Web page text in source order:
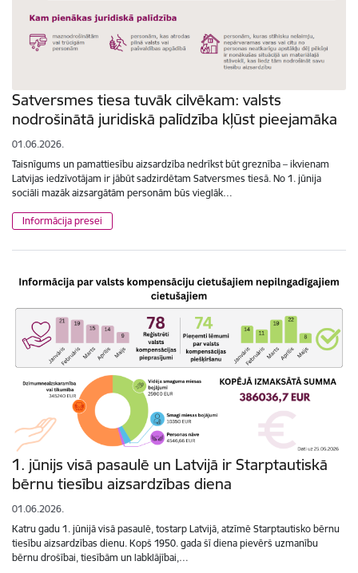
Satversmes tiesa tuvāk cilvēkam: valsts
nodrošinātā juridiskā palīdzība kļūst pieejamāka
01.06.2026.
Taisnīgums un pamattiesību aizsardzība nedrīkst būt greznība – ikvienam
Latvijas iedzīvotājam ir jābūt sadzirdētam Satversmes tiesā. No 1. jūnija
sociāli mazāk aizsargātām personām būs vieglāk…
Informācija presei
1. jūnijs visā pasaulē un Latvijā ir Starptautiskā
bērnu tiesību aizsardzības diena
01.06.2026.
Katru gadu 1. jūnijā visā pasaulē, tostarp Latvijā, atzīmē Starptautisko bērnu
tiesību aizsardzības dienu. Kopš 1950. gada šī diena pievērš uzmanību
bērnu drošībai, tiesībām un labklājībai,…